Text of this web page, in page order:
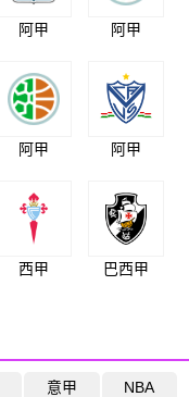
阿甲 阿甲
阿甲 阿甲
西甲 巴西甲
意甲 NBA